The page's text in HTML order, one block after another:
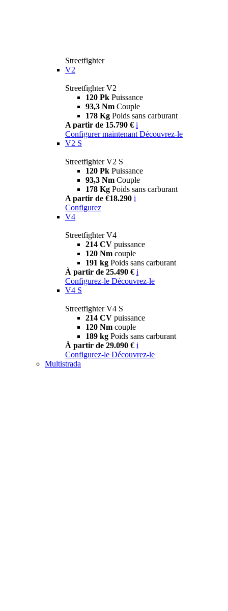
Streetfighter
V2
Streetfighter V2
120 Pk Puissance
93,3 Nm Couple
178 Kg Poids sans carburant
A partir de 15.790 € i
Configurer maintenant Découvrez-le
V2 S
Streetfighter V2 S
120 Pk Puissance
93,3 Nm Couple
178 Kg Poids sans carburant
A partir de €18.290 i
Configurez
V4
Streetfighter V4
214 CV puissance
120 Nm couple
191 kg Poids sans carburant
À partir de 25.490 € i
Configurez-le Découvrez-le
V4 S
Streetfighter V4 S
214 CV puissance
120 Nm couple
189 kg Poids sans carburant
À partir de 29.090 € i
Configurez-le Découvrez-le
Multistrada